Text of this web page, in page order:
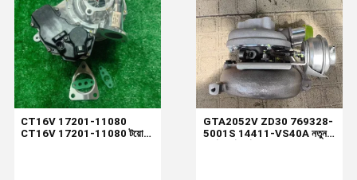
GTA2052V ZD30 769328-
5001S 14411-VS40A নতুন
CT16V 17201-11080
CT16V 17201-11080 টয়োটা